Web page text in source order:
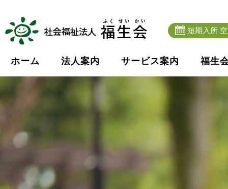
短期入所
ホーム 法人案内 サービス案内 福生